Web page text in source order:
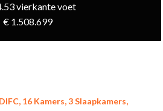
vierkante voet
€ 1.508.699
16 Kamers, 3 Slaapkamers,